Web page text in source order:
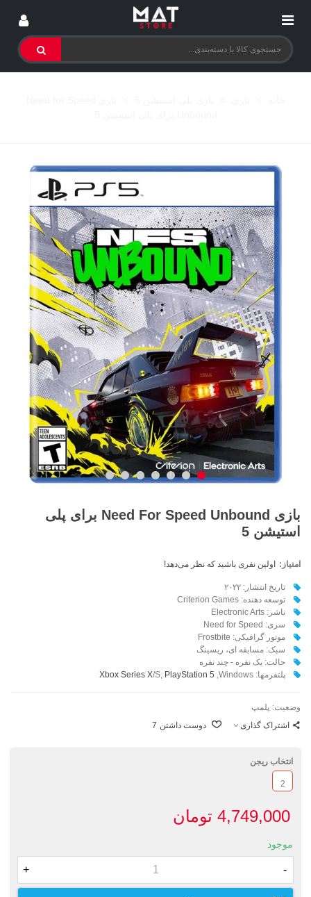
بازی Need For Speed Unbound برای پلی
استیشن 5
امتیاز: اولین نفری باشید که نظر می‌دهد!
تاریخ انتشار: ۲۰۲۲
توسعه دهنده: Criterion Games
ناشر: Electronic Arts
سری: Need for Speed
موتور گرافیکی: Frostbite
سبک: مسابقه ای، ریسینگ
حالت: یک نفره - چند نفره
پلتفرمها:
Xbox Series X/S, PlayStation 5 ,Windows
وضعیت: پلمپ
اشتراک گذاری
دوست داشتن 7
انتخاب ریجن
2
4,749,000 تومان
موجود
-
+